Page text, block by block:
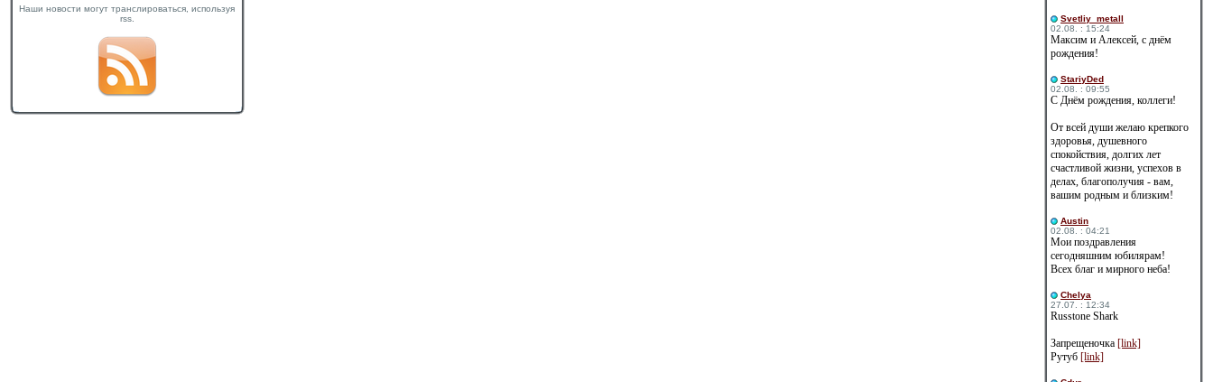
Наши новости могут транслироваться, используя
rss.
Svetliy_metall
02.08. : 15:24
Максим и Алексей, с днём
рождения!
StariyDed
02.08. : 09:55
С Днём рождения, коллеги!
От всей души желаю крепкого
здоровья, душевного
спокойствия, долгих лет
счастливой жизни, успехов в
делах, благополучия - вам,
вашим родным и близким!
Austin
02.08. : 04:21
Мои поздравления
сегодняшним юбилярам!
Всех благ и мирного неба!
Сhelya
27.07. : 12:34
Russtone Shark
Запрещеночка [link]
Рутуб [link]